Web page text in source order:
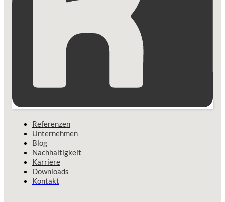
Referenzen
Unternehmen
Blog
Nachhaltigkeit
Karriere
Downloads
Kontakt